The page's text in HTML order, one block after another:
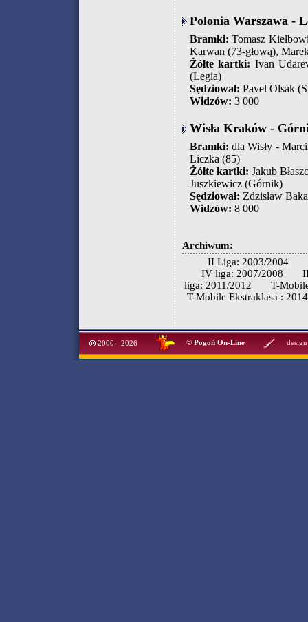
Polonia Warszawa -
Bramki: Tomasz
Karwan (73-głową),
Żółte kartki: Ivan
(Legia)
Sędziował: Pavel Olsak
Widzów: 3 000
Wisła Kraków -
Bramki: dla Wisły -
Liczka (85)
Żółte kartki: Jakub
Juszkiewicz (Górnik)
Sędziował: Zdzisław
Widzów: 8 000
Archiwum:
II Liga: 2003/2004
IV liga: 2007/2008
liga: 2011/2012
T-
T-Mobile Ekstraklasa :
2000 - 2026 © Pogoń On-Line